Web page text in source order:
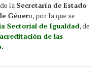
la Secretaría de Estado
Género, por la que se
Sectorial de Igualdad, de
acreditación de las